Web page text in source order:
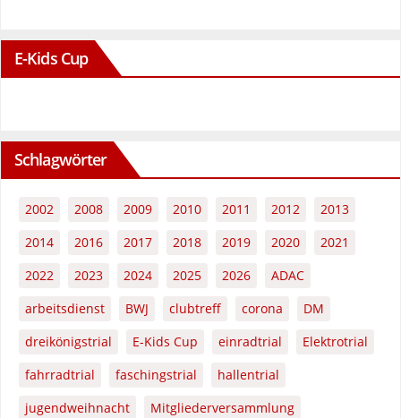
E-Kids Cup
Schlagwörter
2002 2008 2009 2010 2011 2012
2013
2014
2016 2017 2018 2019 2020
2021
2022
2023 2024 2025 2026
ADAC
arbeitsdienst
BWJ clubtreff corona
DM
dreikönigstrial
E-Kids Cup einradtrial
Elektrotrial
fahrradtrial
faschingstrial
hallentrial
jugendweihnacht
Mitgliederversammlung